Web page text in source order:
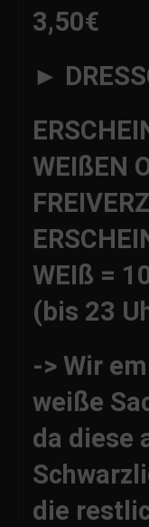
3,50€
►
WEIßEN
WEIß =
(bis 23
-> Wir
weiße
da diese
die